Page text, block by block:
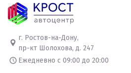
г. Ростов-на-Дону,
пр-кт Шолохова, д. 247
Ежедневно с 09:00 до 20:00